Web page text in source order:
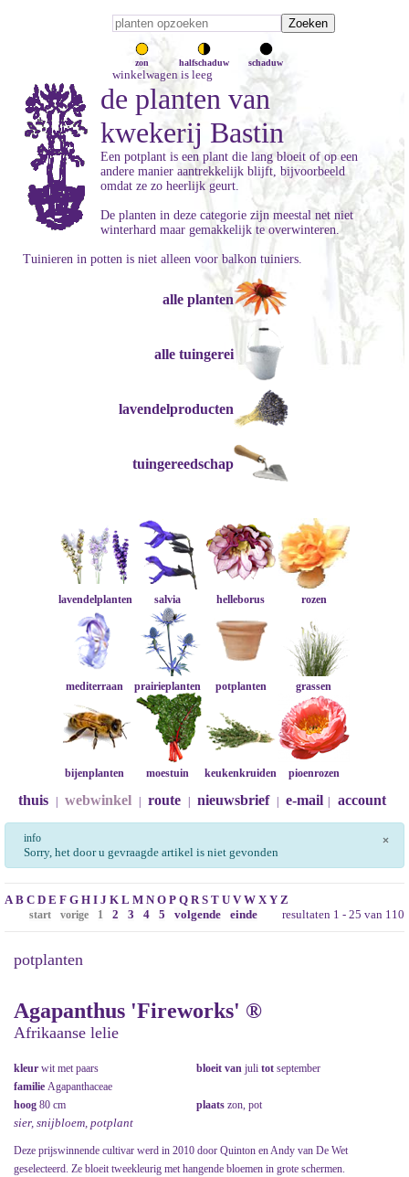
zon halfschaduw schaduw
winkelwagen is leeg
de planten van
kwekerij Bastin
Een potplant is een plant die lang bloeit of op een
andere manier aantrekkelijk blijft, bijvoorbeeld
omdat ze zo heerlijk geurt.
De planten in deze categorie zijn meestal net niet
winterhard maar gemakkelijk te overwinteren.
Tuinieren in potten is niet alleen voor balkon tuiniers.
alle planten
alle tuingerei
lavendelproducten
tuingereedschap
lavendelplanten salvia helleborus rozen
mediterraan prairieplanten potplanten grassen
bijenplanten moestuin keukenkruiden pioenrozen
thuis webwinkel route nieuwsbrief e-mail account
×
info
Sorry, het door u gevraagde artikel is niet gevonden
A B C D E F G H I J K L M N O P Q R S T U V W X Y Z
resultaten 1 - 25 van 110
start vorige 1 2 3 4 5 volgende einde
potplanten
Agapanthus 'Fireworks' ®
Afrikaanse lelie
kleur wit met paars bloeit van juli tot september
familie Agapanthaceae
hoog 80 cm plaats zon, pot
sier, snijbloem, potplant
Deze prijswinnende cultivar werd in 2010 door Quinton en Andy van De Wet
geselecteerd. Ze bloeit tweekleurig met hangende bloemen in grote schermen.